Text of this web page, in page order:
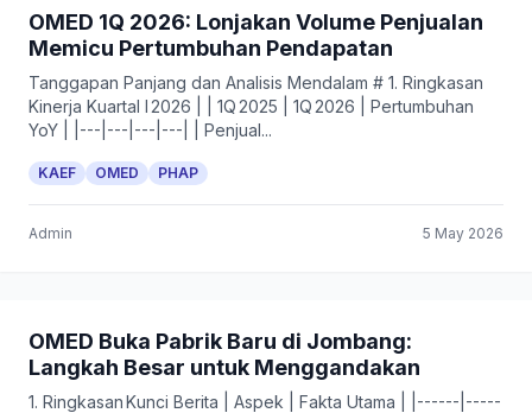
OMED 1Q 2026: Lonjakan Volume Penjualan
Memicu Pertumbuhan Pendapatan
Tanggapan Panjang dan Analisis Mendalam # 1. Ringkasan
Kinerja Kuartal I 2026 | | 1Q 2025 | 1Q 2026 | Pertumbuhan
YoY | |---|---|---|---| | Penjual...
KAEF OMED PHAP
Admin 5 May 2026
OMED Buka Pabrik Baru di Jombang:
Langkah Besar untuk Menggandakan
1. Ringkasan Kunci Berita | Aspek | Fakta Utama | |------|-----